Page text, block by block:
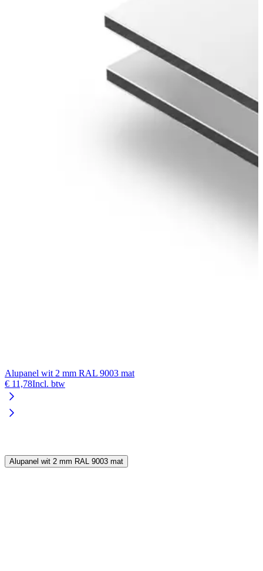
Alupanel wit 2 mm RAL 9003 mat
€ 11,78Incl. btw
Alupanel wit 2 mm RAL 9003 mat